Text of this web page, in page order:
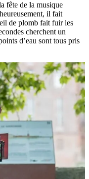
fête de la musique
il fait
de plomb fait fuir les
cherchent un
d’eau sont tous pris